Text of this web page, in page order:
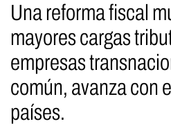
Una reforma fiscal
mayores cargas
empresas
común, avanza con
países.